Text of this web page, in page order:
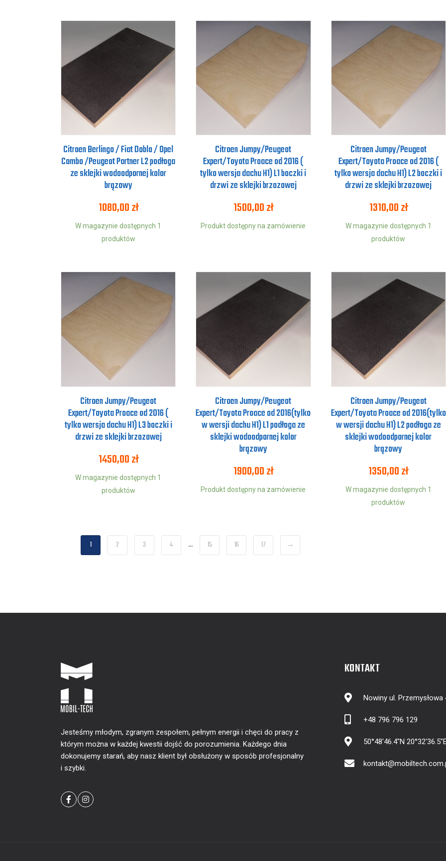
Citroen Berlingo / Fiat Doblo / Opel
Combo /Peugeot Partner L2 podłoga
ze sklejki wodoodpornej kolor
brązowy
1080,00zł
W magazynie dostępnych 1
produktów
Citroen Jumpy/Peugeot
Expert/Toyota Proace od 2016 (
tylko wersja dachu H1) L1 boczki i
drzwi ze sklejki brzozowej
1500,00zł
Produkt dostępny na zamówienie
Citroen Jumpy/Peugeot
Expert/Toyota Proace od 2016 (
tylko wersja dachu H1) L2 boczki i
drzwi ze sklejki brzozowej
1310,00zł
W magazynie dostępnych 1
produktów
Citroen Jumpy/Peugeot
Expert/Toyota Proace od 2016 (
tylko wersja dachu H1) L3 boczki i
drzwi ze sklejki brzozowej
1450,00zł
W magazynie dostępnych 1
produktów
Citroen Jumpy/Peugeot
Expert/Toyota Proace od 2016(tylko
w wersji dachu H1) L1 podłoga ze
sklejki wodoodpornej kolor
brązowy
1900,00zł
Produkt dostępny na zamówienie
Citroen Jumpy/Peugeot
Expert/Toyota Proace od 2016(tylko
w wersji dachu H1) L2 podłoga ze
sklejki wodoodpornej kolor
brązowy
1350,00zł
W magazynie dostępnych 1
produktów
1 2 3 4 … 15 16 17 →
Jesteśmy młodym, zgranym zespołem, pełnym energii i chęci do pracy z
którym można w każdej kwestii dojść do porozumienia. Każdego dnia
dokonujemy starań, aby nasz klient był obsłużony w sposób profesjonalny
i szybki.
KONTAKT
Nowiny ul. Przemysłowa
+48 796 796 129
50°48'46.4"N